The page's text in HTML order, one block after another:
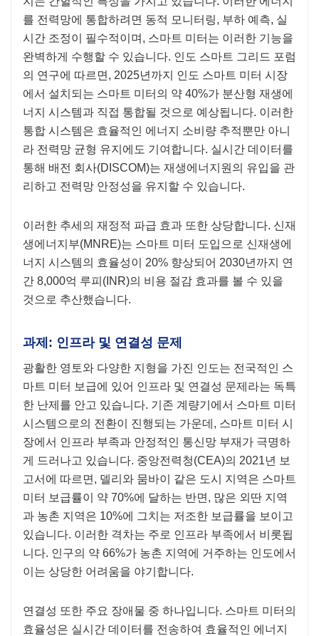
를 전력망에 통합하려면 동적 모니터링, 부하 예측, 실
시간 조정이 필수적이며, 스마트 미터는 이러한 기능을
완벽하게 수행할 수 있습니다. 인도 스마트 그리드 포럼
의 연구에 따르면, 2025년까지 인도 스마트 미터 시장
에서 설치되는 스마트 미터의 약 40%가 분산형 재생에
너지 시스템과 직접 통합될 것으로 예상됩니다. 이러한
통합 시스템은 효율적인 에너지 소비량 추적뿐만 아니
라 전력망 균형 유지에도 기여합니다. 실시간 데이터를
통해 배전 회사(DISCOM)는 재생에너지원의 유입을 관
리하고 전력망 안정성을 유지할 수 있습니다.
이러한 추세의 재정적 파급 효과 또한 상당합니다. 신재
생에너지부(MNRE)는 스마트 미터 도입으로 신재생에
너지 시스템의 효율성이 20% 향상되어 2030년까지 연
간 8,000억 루피(INR)의 비용 절감 효과를 볼 수 있을
것으로 추산했습니다.
과제: 인프라 및 연결성 문제
광활한 영토와 다양한 지형을 가진 인도는 전국적인 스
마트 미터 보급에 있어 인프라 및 연결성 문제라는 독특
한 난제를 안고 있습니다. 기존 계량기에서 스마트 미터
시스템으로의 전환이 진행되는 가운데, 스마트 미터 시
장에서 인프라 부족과 안정적인 통신망 부재가 극명하
게 드러나고 있습니다. 중앙전력청(CEA)의 2021년 보
고서에 따르면, 델리와 뭄바이 같은 도시 지역은 스마트
미터 보급률이 약 70%에 달하는 반면, 많은 외딴 지역
과 농촌 지역은 10%에 그치는 저조한 보급률을 보이고
있습니다. 이러한 격차는 주로 인프라 부족에서 비롯됩
니다. 인구의 약 66%가 농촌 지역에 거주하는 인도에서
이는 상당한 어려움을 야기합니다.
연결성 또한 주요 장애물 중 하나입니다. 스마트 미터의
효율성은 실시간 데이터를 전송하여 효율적인 에너지